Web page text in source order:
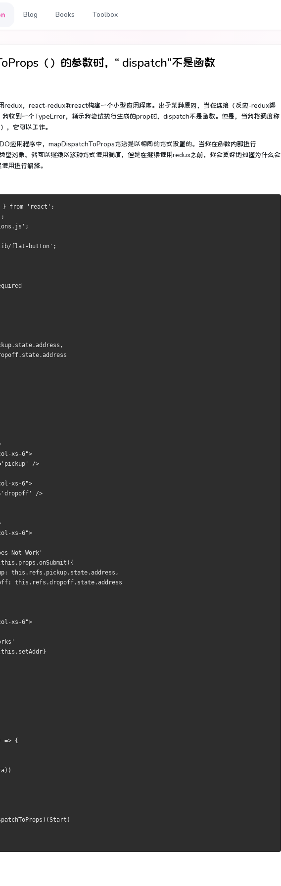
Blog Books Toolbox
（）的参数时，“ dispatch”不是函数
，react-redux和react构建一个小型应用程序。 出于某种原因，当在连接（反应-redux绑
收到一个TypeError，指示我尝试执行生成的prop时，dispatch不是函数。 但是，当我将调度称
，它可以工作。
应用程序中，mapDispatchToProps方法是以相同的方式设置的。 当我在函数内部进行
对象。 我可以继续以这种方式使用调度，但是在继续使用redux之前，我会更好地知道为什么会
用进行编译。
} from 'react';
lib/flat-button';
xs-6">
/>
xs-6">
/>
xs-6">
Not Work'
this.refs.pickup.state.address,
this.refs.dropoff.state.address
xs-6">
=> {